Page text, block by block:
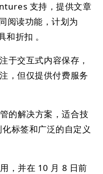
支持，提供文章
阅读功能，计划为
折扣 。
于交互式内容保存，
，但仅提供付费服务
的解决方案，适合技
标签和广泛的自定义
，并在 10 月 8 日前